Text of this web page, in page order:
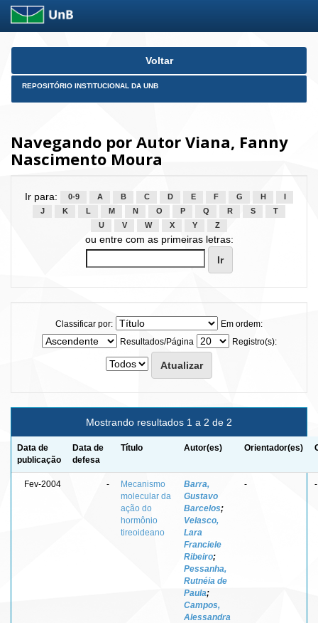
Skip
Voltar
REPOSITÓRIO INSTITUCIONAL DA UNB
Navegando por Autor Viana, Fanny
Nascimento Moura
Ir para: 0-9 A B C D E F G H
J
K L M N O P Q R S
T
U
V W X Y Z
ou entre com as primeiras letras:
Classificar por:
Em ordem:
Resultados/Página
Registro(s):
Mostrando resultados 1 a 2 de 2
Data de
publicação
Data de
defesa
Título Autor(es) Orientador(es)
Fev-2004 -
Mecanismo
molecular da
ação do
hormônio
tireoideano
Barra,
Gustavo
Barcelos;
Velasco,
Lara
Franciele
Ribeiro;
Pessanha,
Rutnéia de
Paula;
Campos,
Alessandra
- -